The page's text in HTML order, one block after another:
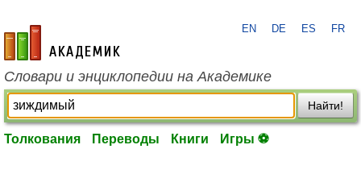
academic.ru
EN DE ES FR
Словари и энциклопедии на Академике
Найти!
Толкования Переводы Книги Игры ⚽